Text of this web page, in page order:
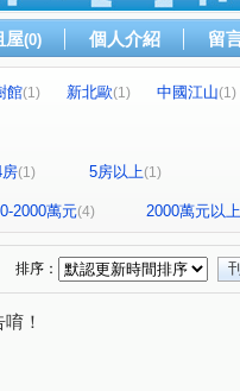
屋(0) 個人介紹 留
館(1) 新北歐(1) 中國江山(1)
(1) 5房以上(1)
2000萬元(4) 2000萬元以上
排序：
！